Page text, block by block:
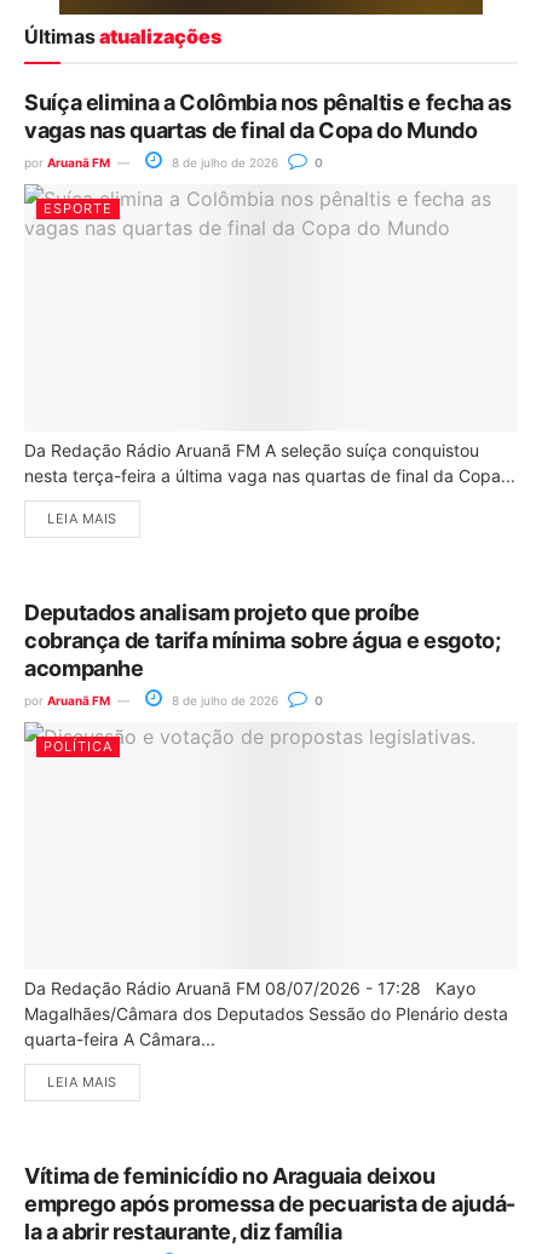
Últimasatualizações
Suíça elimina a Colômbia nos pênaltis e fecha as
vagas nas quartas de final da Copa do Mundo
por Aruanã FM 8 de julho de 2026 0
ESPORTE
Da Redação Rádio Aruanã FM A seleção suíça conquistou
nesta terça-feira a última vaga nas quartas de final da Copa...
LEIA MAIS
Deputados analisam projeto que proíbe
cobrança de tarifa mínima sobre água e esgoto;
acompanhe
por Aruanã FM 8 de julho de 2026 0
POLÍTICA
Da Redação Rádio Aruanã FM 08/07/2026 - 17:28 Kayo
Magalhães/Câmara dos Deputados Sessão do Plenário desta
quarta-feira A Câmara...
LEIA MAIS
Vítima de feminicídio no Araguaia deixou
emprego após promessa de pecuarista de ajudá-
la a abrir restaurante, diz família